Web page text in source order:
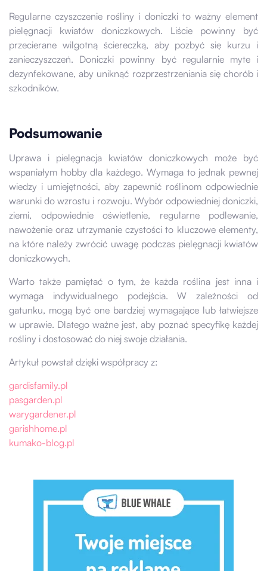
Regularne czyszczenie rośliny i doniczki to ważny element
pielęgnacji kwiatów doniczkowych. Liście powinny być
przecierane wilgotną ściereczką, aby pozbyć się kurzu i
zanieczyszczeń. Doniczki powinny być regularnie myte i
dezynfekowane, aby uniknąć rozprzestrzeniania się chorób i
szkodników.
Podsumowanie
Uprawa i pielęgnacja kwiatów doniczkowych może być
wspaniałym hobby dla każdego. Wymaga to jednak pewnej
wiedzy i umiejętności, aby zapewnić roślinom odpowiednie
warunki do wzrostu i rozwoju. Wybór odpowiedniej doniczki,
ziemi, odpowiednie oświetlenie, regularne podlewanie,
nawożenie oraz utrzymanie czystości to kluczowe elementy,
na które należy zwrócić uwagę podczas pielęgnacji kwiatów
doniczkowych.
Warto także pamiętać o tym, że każda roślina jest inna i
wymaga indywidualnego podejścia. W zależności od
gatunku, mogą być one bardziej wymagające lub łatwiejsze
w uprawie. Dlatego ważne jest, aby poznać specyfikę każdej
rośliny i dostosować do niej swoje działania.
Artykuł powstał dzięki współpracy z:
gardisfamily.pl
pasgarden.pl
warygardener.pl
garishhome.pl
kumako-blog.pl